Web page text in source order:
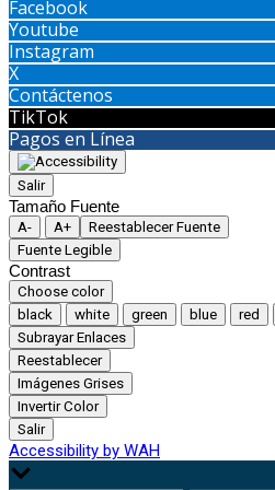
Facebook
Youtube
Instagram
X
Contáctenos
TikTok
Pagos en Línea
Salir
Tamaño Fuente
A- A+
Reestablecer Fuente
Fuente Legible
Contrast
Choose color
black
white green blue red
Subrayar Enlaces
Reestablecer
Imágenes Grises
Invertir Color
Salir
Accessibility by WAH